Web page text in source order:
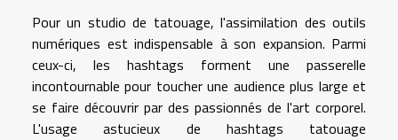
Pour un studio de tatouage, l'assimilation des outils
numériques est indispensable à son expansion. Parmi
ceux-ci, les hashtags forment une passerelle
incontournable pour toucher une audience plus large et
se faire découvrir par des passionnés de l'art corporel.
L'usage astucieux de hashtags tatouage